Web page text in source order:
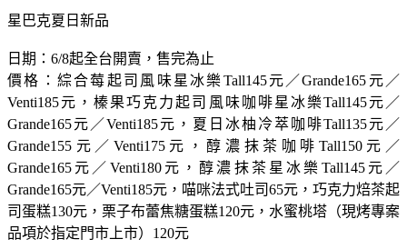
星巴克夏日新品
日期：6/8起全台開賣，售完為止
價格：綜合莓起司風味星冰樂Tall145元／Grande165元／
Venti185元，榛果巧克力起司風味咖啡星冰樂Tall145元／
Grande165元／Venti185元，夏日冰柚冷萃咖啡Tall135元／
Grande155元／Venti175元，醇濃抹茶咖啡Tall150元／
Grande165元／Venti180元，醇濃抹茶星冰樂Tall145元／
Grande165元／Venti185元，喵咪法式吐司65元，巧克力焙茶起
司蛋糕130元，栗子布蕾焦糖蛋糕120元，水蜜桃塔（現烤專案
品項於指定門市上市）120元